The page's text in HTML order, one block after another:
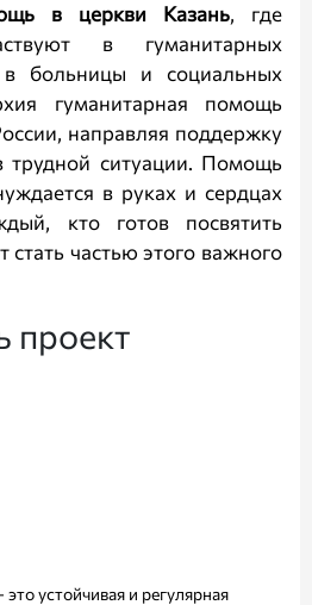
в церкви Казань, где
в гуманитарных
в больницы и социальных
гуманитарная помощь
направляя поддержку
трудной ситуации. Помощь
в руках и сердцах
кто готов посвятить
частью этого важного
проект
устойчивая и регулярная